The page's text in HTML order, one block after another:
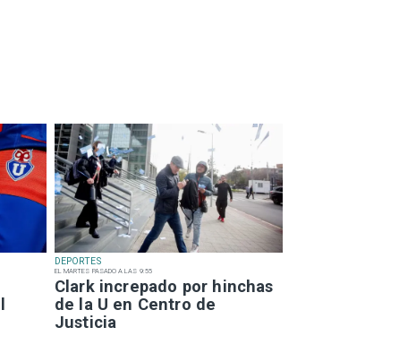
DEPORTES
EL MARTES PASADO A LAS 9:55
Clark increpado por hinchas
de la U en Centro de
Justicia